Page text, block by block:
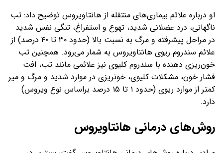
او درباره علائم بیماری‌های منتقله از هانتاویروس توضیح داد: تب
ناگهانی، درد عضلانی شدید، تهوع و استفراغ، تنگی نفس شدید
در مراحل پیشرفته و مرگ به نسبت بالا (حدود ۳۰ تا ۴۰ درصد) از
علائم سندروم ریوی هانتاویروس به شمار می‌رود. همچنین تب
خون‌ریزی دهنده با سندروم کلیوی نیز علائمی مانند تب، افت
فشار خون، مشکلات کلیوی، خونریزی در موارد شدید و مرگ و میر
کمتر از موارد ریوی (حدود ۱ تا ۱۵ درصد براساس نوع ویروس)
دارد.
روش‌های درمانی هانتاویروس